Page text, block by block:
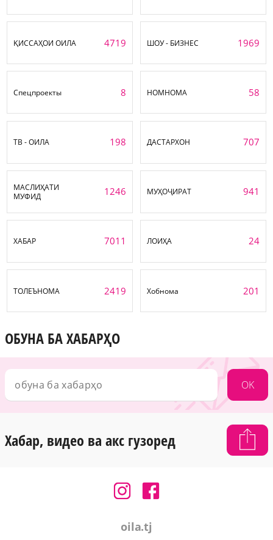
ҚИССАҲОИ ОИЛА 4719 ШОУ - БИЗНЕС 1969
Спецпроекты 8 НОМНОМА 58
ТВ - ОИЛА 198 ДАСТАРХОН 707
МАСЛИҲАТИ
МУФИД
1246 МУҲОҶИРАТ 941
ХАБАР 7011 ЛОИҲА 24
ТОЛЕЪНОМА 2419 Хобнома 201
ОБУНА БА ХАБАРҲО
OK
Хабар, видео ва акс гузоред
oila.tj